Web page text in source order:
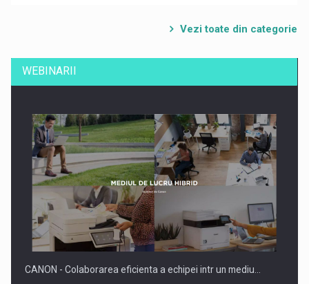
Vezi toate din categorie
WEBINARII
CANON - Colaborarea eficienta a echipei intr un mediu…